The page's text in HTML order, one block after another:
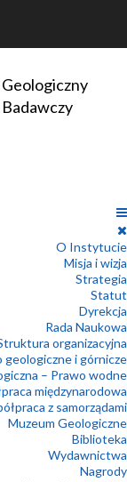
O Instytucie
Misja i wizja
Strategia
Statut
Dyrekcja
Rada Naukowa
organizacyjna
geologiczne i górnicze
– Prawo wodne
międzynarodowa
z samorządami
Muzeum Geologiczne
Biblioteka
Wydawnictwa
Nagrody